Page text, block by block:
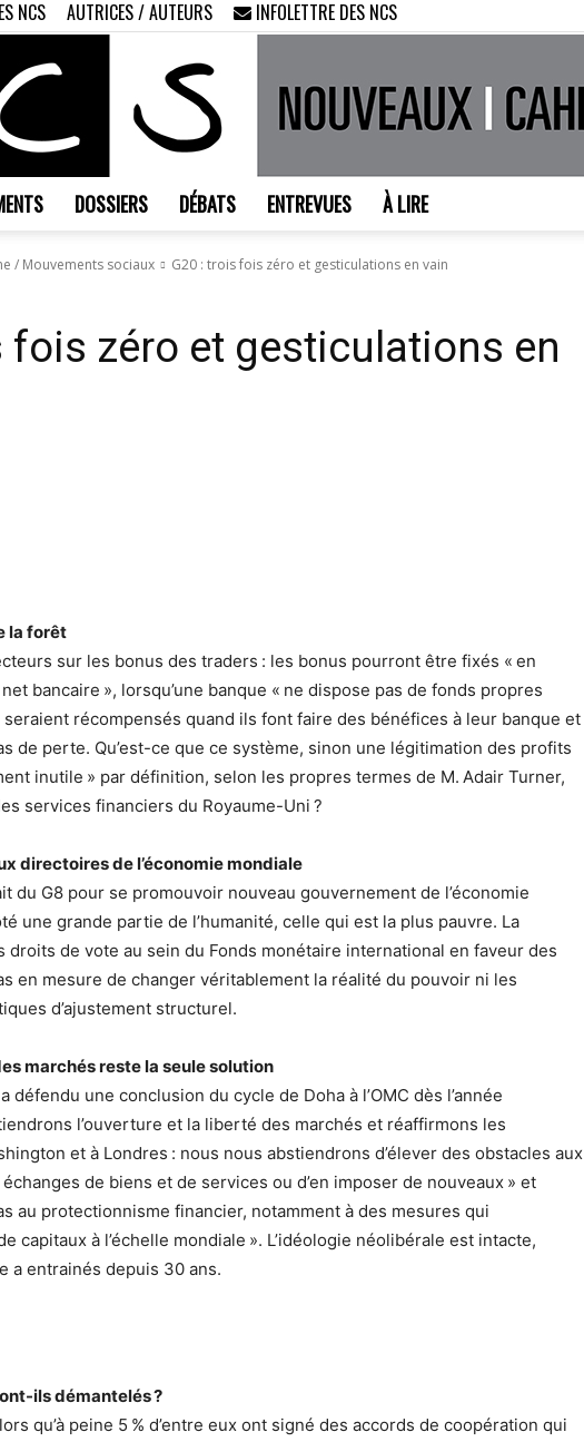
NCS AUTRICES / AUTEURS INFOLETTRE DES NCS
socialisme
DOSSIERS DÉBATS ENTREVUES À LIRE
/ Mouvements sociaux G20 : trois fois zéro et gesticulations en vain
fois zéro et gesticulations en
la forêt
sur les bonus des traders : les bonus pourront être fixés « en
bancaire », lorsqu’une banque « ne dispose pas de fonds propres
récompensés quand ils font faire des bénéfices à leur banque et
de perte. Qu’est-ce que ce système, sinon une légitimation des profits
inutile » par définition, selon les propres termes de M. Adair Turner,
services financiers du Royaume-Uni ?
directoires de l’économie mondiale
du G8 pour se promouvoir nouveau gouvernement de l’économie
une grande partie de l’humanité, celle qui est la plus pauvre. La
droits de vote au sein du Fonds monétaire international en faveur des
en mesure de changer véritablement la réalité du pouvoir ni les
d’ajustement structurel.
marchés reste la seule solution
défendu une conclusion du cycle de Doha à l’OMC dès l’année
l’ouverture et la liberté des marchés et réaffirmons les
et à Londres : nous nous abstiendrons d’élever des obstacles aux
de biens et de services ou d’en imposer de nouveaux » et
au protectionnisme financier, notamment à des mesures qui
capitaux à l’échelle mondiale ». L’idéologie néolibérale est intacte,
a entrainés depuis 30 ans.
ils démantelés ?
qu’à peine 5 % d’entre eux ont signé des accords de coopération qui